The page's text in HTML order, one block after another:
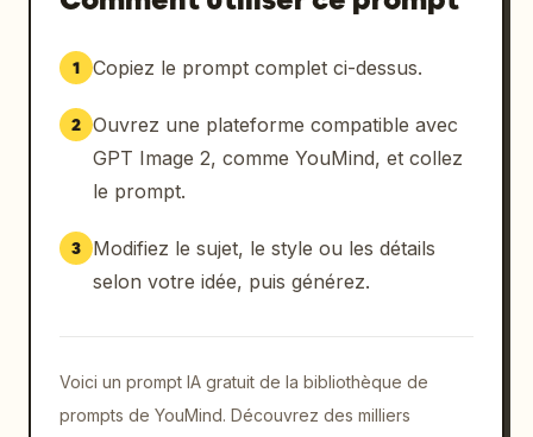
1 Copiez le prompt complet ci-dessus.
2 Ouvrez une plateforme compatible avec
GPT Image 2, comme YouMind, et collez
le prompt.
3
Modifiez le sujet, le style ou les détails
selon votre idée, puis générez.
Voici un prompt IA gratuit de la bibliothèque de
prompts de YouMind. Découvrez des milliers